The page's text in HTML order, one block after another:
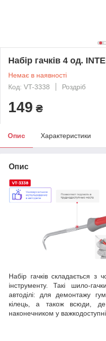
Набір гачків 4 од.
Немає в наявності
Код: VT-3338
Роздріб
149 ₴
Опис Характеристики
Опис
Набір гачків складається з
інструменту. Такі шило-
автоділі: для демонтажу
кілець, а також всюди, де
наконечником у важкодоступні